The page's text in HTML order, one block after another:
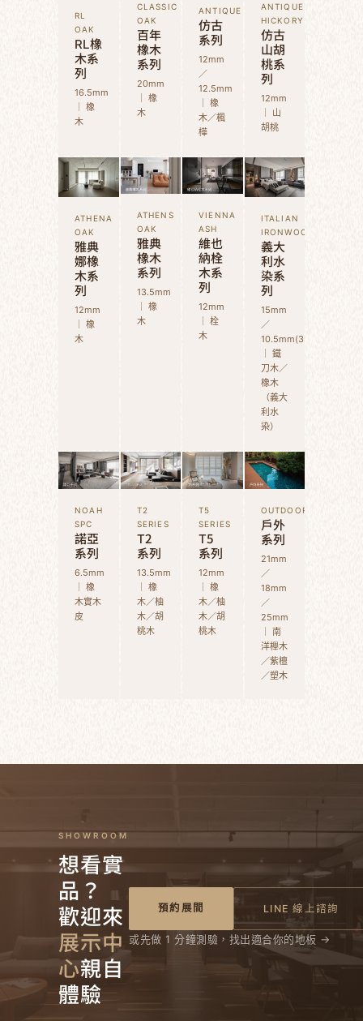
RL
OAK
RL橡
木系
列
16.5mm
｜ 橡
木
CLASSIC
OAK
百年
橡木
系列
20mm
｜ 橡
木
ANTIQUE
仿古
系列
12mm
／
12.5mm
｜ 橡
木／楓
樺
ANTIQUE
HICKORY
仿古
山胡
桃系
列
12mm
｜ 山
胡桃
ATHENA
OAK
雅典
娜橡
木系
列
12mm
｜ 橡
木
ATHENS
OAK
雅典
橡木
系列
13.5mm
｜ 橡
木
VIENNA
ASH
維也
納栓
木系
列
12mm
｜ 栓
木
ITALIAN
IRONWOOD
義大
利水
染系
列
15mm
／
10.5mm(3D)
｜ 鐵
刀木／
橡木
（義大
利水
染）
NOAH
SPC
諾亞
系列
6.5mm
｜ 橡
木實木
皮
T2
SERIES
T2
系列
13.5mm
｜ 橡
木／柚
木／胡
桃木
T5
SERIES
T5
系列
12mm
｜ 橡
木／柚
木／胡
桃木
OUTDOOR
戶外
系列
21mm
／
18mm
／
25mm
｜ 南
洋櫸木
／紫檀
／塑木
SHOWROOM
想看實
品？
歡迎來
展示中
心親自
體驗
預約展間 LINE 線上諮詢
或先做 1 分鐘測驗，找出適合你的地板 →